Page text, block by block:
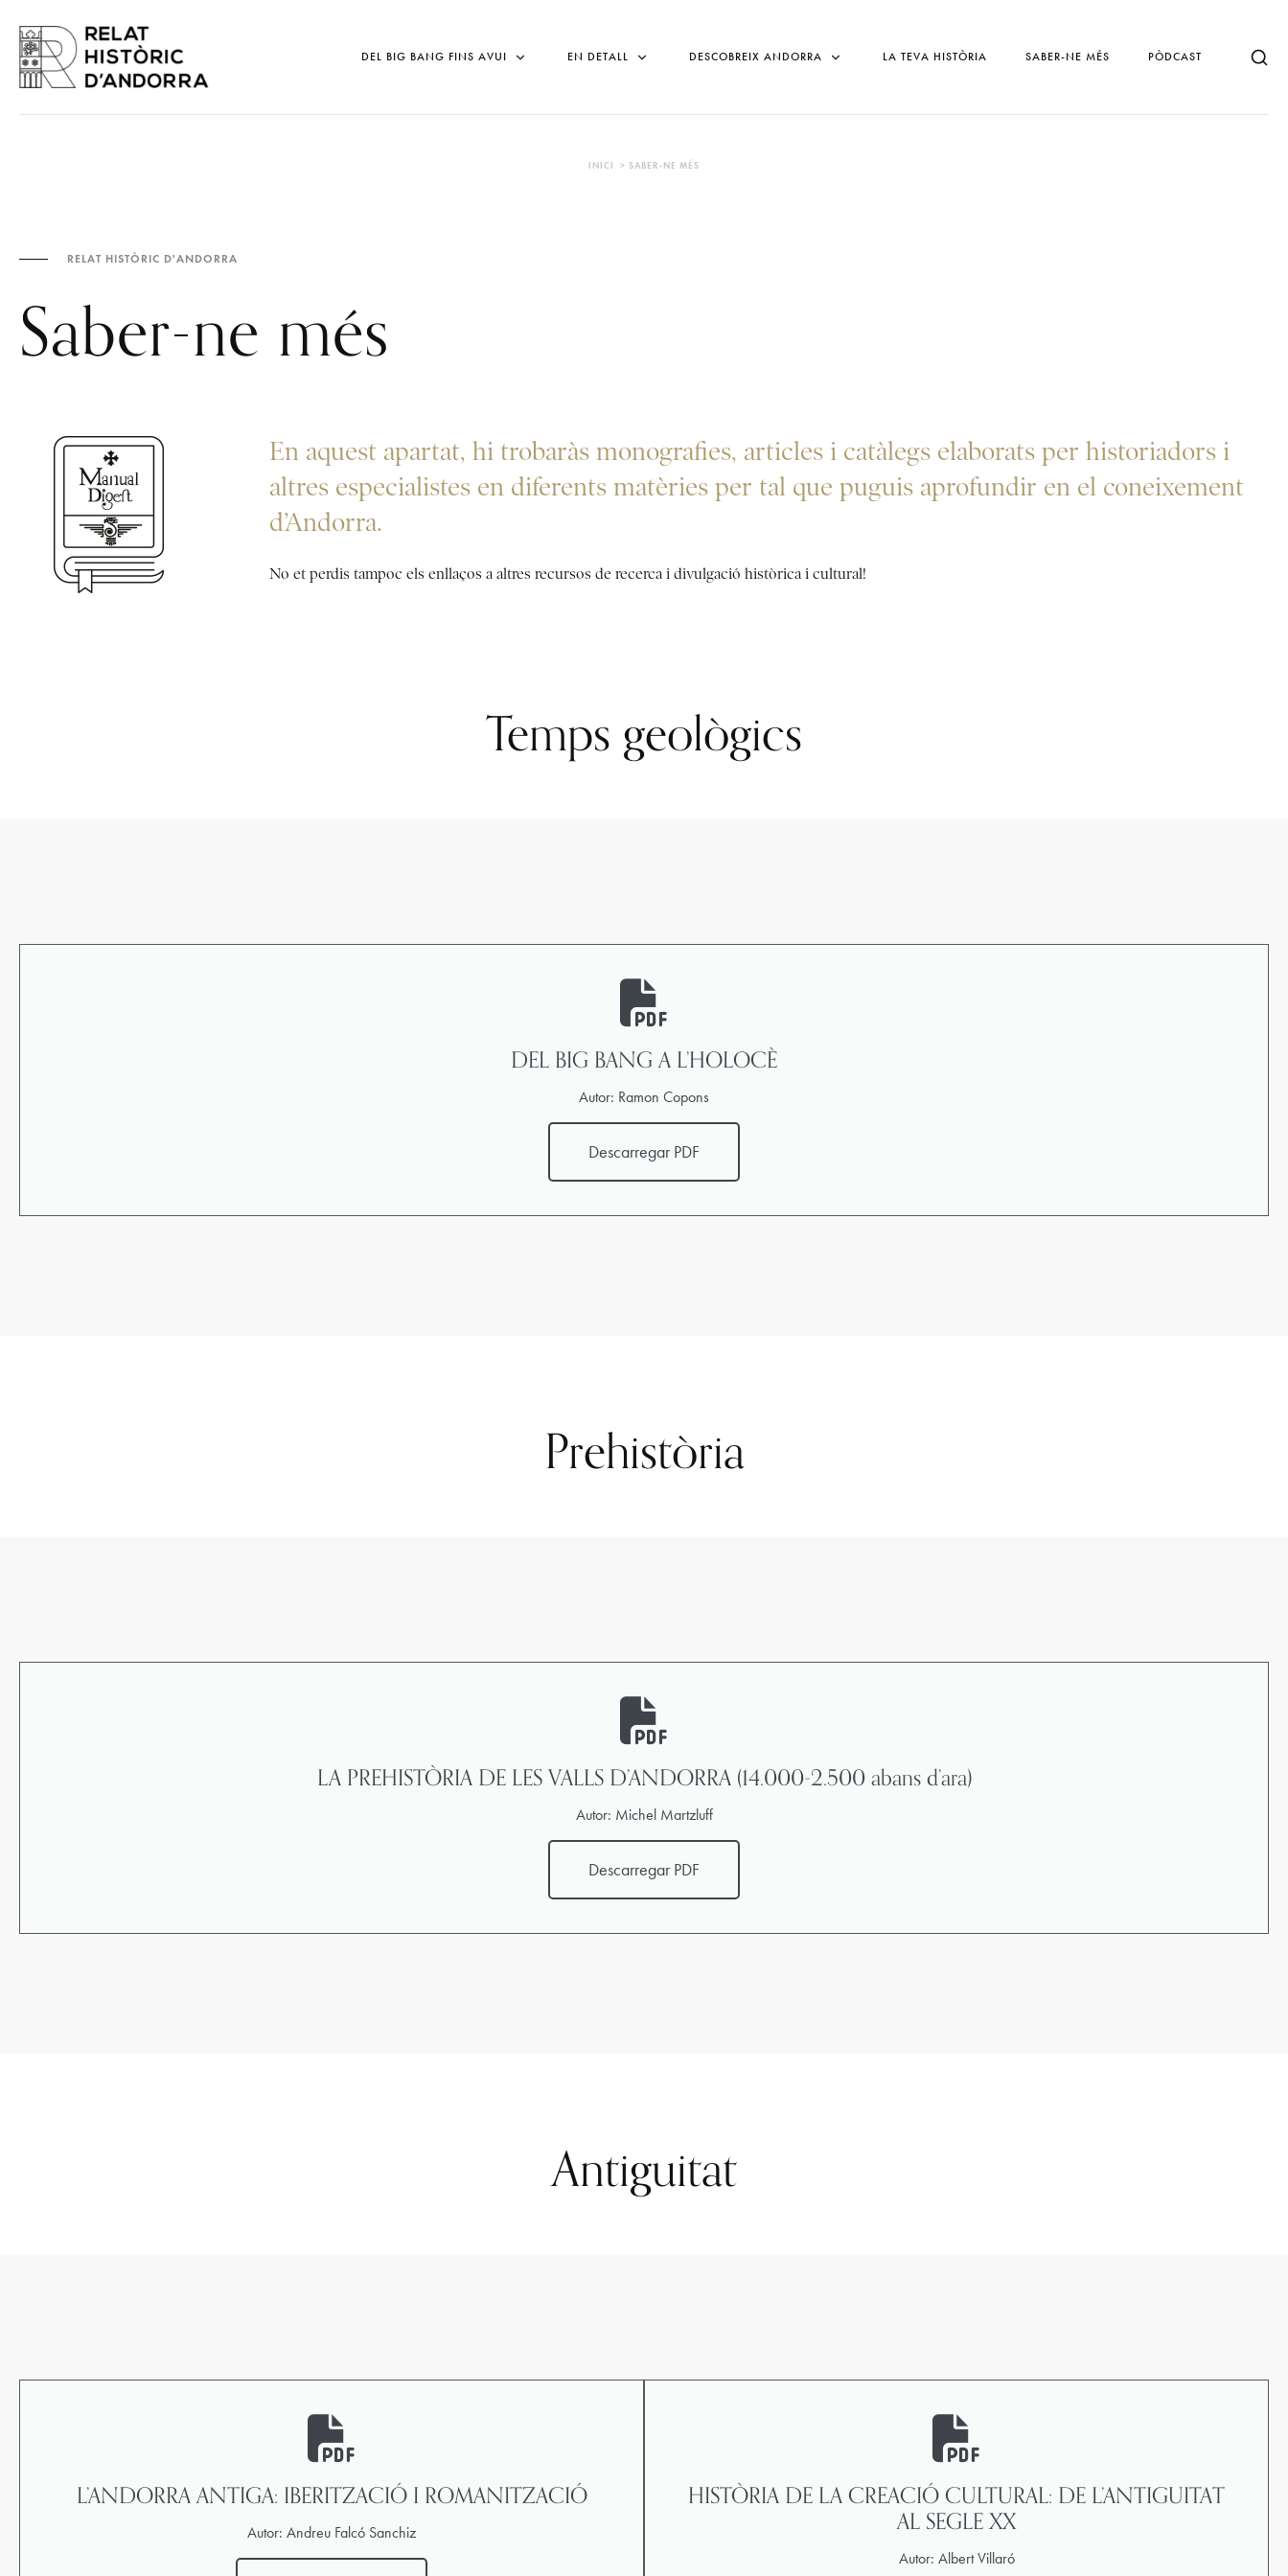
DEL BIG BANG FINS AVUI EN DETALL DESCOBREIX ANDORRA LA TEVA HISTÒRIA SABER-NE MÉS PÒDCAST
INICI > SABER-NE MÉS
RELAT HISTÒRIC D'ANDORRA
Saber-ne més
En aquest apartat, hi trobaràs monografies, articles i catàlegs elaborats per historiadors i
altres especialistes en diferents matèries per tal que puguis aprofundir en el coneixement
d’Andorra.
No et perdis tampoc els enllaços a altres recursos de recerca i divulgació històrica i cultural!
Temps geològics
DEL BIG BANG A L’HOLOCÈ
Autor: Ramon Copons
Descarregar PDF
Prehistòria
LA PREHISTÒRIA DE LES VALLS D’ANDORRA (14.000-2.500 abans d’ara)
Autor: Michel Martzluff
Descarregar PDF
Antiguitat
L’ANDORRA ANTIGA: IBERITZACIÓ I ROMANITZACIÓ
Autor: Andreu Falcó Sanchiz
HISTÒRIA DE LA CREACIÓ CULTURAL: DE L’ANTIGUITAT
AL SEGLE XX
Autor: Albert Villaró